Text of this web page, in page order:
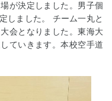
が決定しました。男子個
しました。 チーム一丸と
会となりました。東海大
ていきます。本校空手道